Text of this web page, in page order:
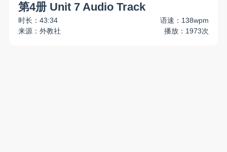
第4册 Unit 7 Audio Track
时长：43:34
语速：138wpm
来源：外教社
播放：1973次